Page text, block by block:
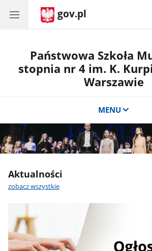
gov.pl
Państwowa Szkoła
stopnia nr 4 im. K.
Warszawie
MENU
do
sekcji
Aktualności
zobacz wszystkie